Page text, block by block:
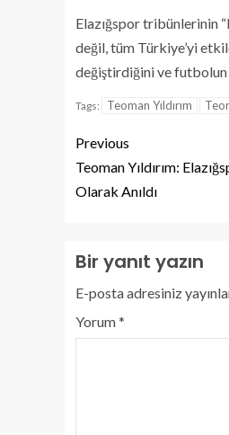
Elazığspor tribünlerinin
değil, tüm Türkiye’yi
değiştirdiğini ve
Tags: Teoman Yıldırım
Previous
Teoman Yıldırım:
Olarak Anıldı
Bir yanıt yazın
E-posta adresiniz
Yorum*